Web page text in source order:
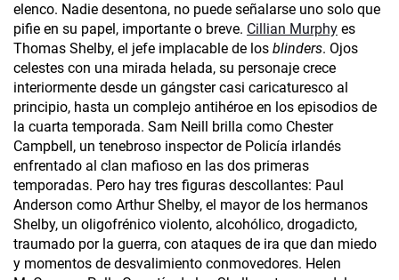
elenco. Nadie desentona, no puede señalarse uno solo que
pifie en su papel, importante o breve. Cillian Murphy es
Thomas Shelby, el jefe implacable de los blinders. Ojos
celestes con una mirada helada, su personaje crece
interiormente desde un gángster casi caricaturesco al
principio, hasta un complejo antihéroe en los episodios de
la cuarta temporada. Sam Neill brilla como Chester
Campbell, un tenebroso inspector de Policía irlandés
enfrentado al clan mafioso en las dos primeras
temporadas. Pero hay tres figuras descollantes: Paul
Anderson como Arthur Shelby, el mayor de los hermanos
Shelby, un oligofrénico violento, alcohólico, drogadicto,
traumado por la guerra, con ataques de ira que dan miedo
y momentos de desvalimiento conmovedores. Helen